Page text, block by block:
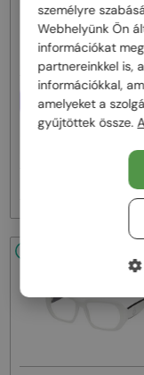
EGYFÓKUSZÚ LENCSÉVEL
25 000 FT
Moncler — Optikai
személyre
Webhelyünk Ön
információkat
partnereinkkel is,
információkkal,
amelyeket a
gyűjtöttek össze.